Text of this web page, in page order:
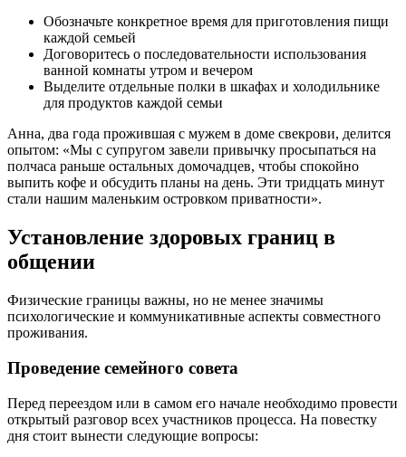
Обозначьте конкретное время для приготовления пищи
каждой семьей
Договоритесь о последовательности использования
ванной комнаты утром и вечером
Выделите отдельные полки в шкафах и холодильнике
для продуктов каждой семьи
Анна, два года прожившая с мужем в доме свекрови, делится
опытом: «Мы с супругом завели привычку просыпаться на
полчаса раньше остальных домочадцев, чтобы спокойно
выпить кофе и обсудить планы на день. Эти тридцать минут
стали нашим маленьким островком приватности».
Установление здоровых границ в
общении
Физические границы важны, но не менее значимы
психологические и коммуникативные аспекты совместного
проживания.
Проведение семейного совета
Перед переездом или в самом его начале необходимо провести
открытый разговор всех участников процесса. На повестку
дня стоит вынести следующие вопросы: